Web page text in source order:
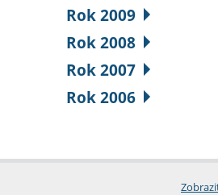
Rok 2009
Rok 2008
Rok 2007
Rok 2006